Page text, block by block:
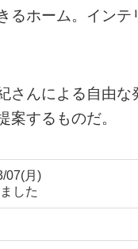
るホーム。イン
さんによる自由
案するものだ。
07(月)
した